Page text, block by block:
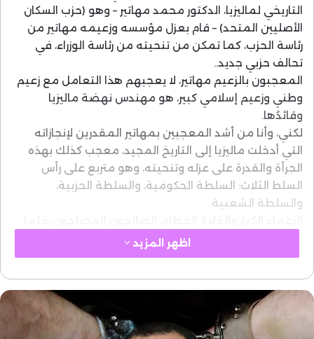
التاريخي لماليزيا، الدكتور محمد مهاتير – وهو (حزب السكان
الأصليين المتحد) – قام بعزل مؤسسه وزعيمه مهاتير من
رئاسة الحزب، كما تمكن من تنحيته من رئاسة الوزراء، في
تحالف حزبي جديد..
المعجبون بالزعيم مهاتير، لا يعجبهم هذا التعامل مع زعيم
وطني وزعيم إسلامي كبير، هو مهندس نهضة ماليزيا
وقائدُها.
لكني، وأنا من أشد المعجبين بمهاتير المقدرين لإنجازاته
التي أدخلت ماليزيا إلى التاريخ المجيد، معجب كذلك بهذه
الجرأة والقدرة على عزله وتنحيته، وهو متربع على رأس
السلط الثلاث: السلطة الحكومية، والسلطة الحزبية،
والسلطة الشعبية.
يجود الزمان بأحد منهم، حتى قائل الشاعر عن أحد هؤلاء:
حلف الزمان ليأتينَّ بمثله … حنثت بيمنك يا زمانُ فكـفِّرِ
ومواطن ضعفهم، ولهم قابليتهم للإصابة بالآفات والأمراض
النفسية، تماما مثلما هو حال الأبدان. بل إن النجاحات
المتواصلة للزعماء والعظماء قد تكون هي نفسها سببا
اظهر المزيد